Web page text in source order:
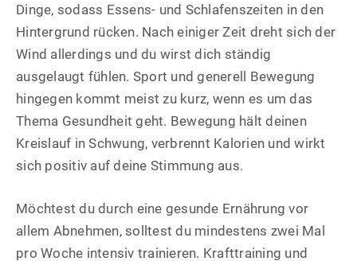
Dinge, sodass Essens- und Schlafenszeiten in den
Hintergrund rücken. Nach einiger Zeit dreht sich der
Wind allerdings und du wirst dich ständig
ausgelaugt fühlen. Sport und generell Bewegung
hingegen kommt meist zu kurz, wenn es um das
Thema Gesundheit geht. Bewegung hält deinen
Kreislauf in Schwung, verbrennt Kalorien und wirkt
sich positiv auf deine Stimmung aus.
Möchtest du durch eine gesunde Ernährung vor
allem Abnehmen, solltest du mindestens zwei Mal
pro Woche intensiv trainieren. Krafttraining und